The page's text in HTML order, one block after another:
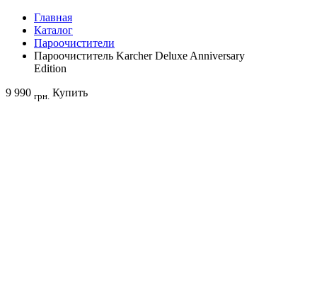
Главная
Каталог
Пароочистители
Пароочиститель Karcher Deluxe Anniversary
Edition
9 990 грн. Купить